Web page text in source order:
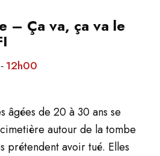
– Ça va, ça va le
- 12h00
âgées de 20 à 30 ans se
autour de la tombe
prétendent avoir tué. Elles